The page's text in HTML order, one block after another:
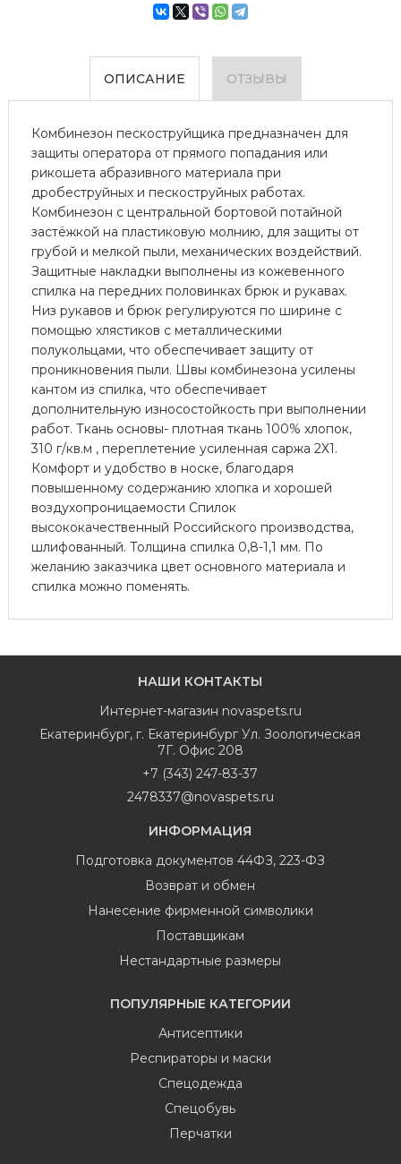
ОПИСАНИЕ ОТЗЫВЫ
Комбинезон пескоструйщика предназначен для
защиты оператора от прямого попадания или
рикошета абразивного материала при
дробеструйных и пескоструйных работах.
Комбинезон с центральной бортовой потайной
застёжкой на пластиковую молнию, для защиты от
грубой и мелкой пыли, механических воздействий.
Защитные накладки выполнены из кожевенного
спилка на передних половинках брюк и рукавах.
Низ рукавов и брюк регулируются по ширине с
помощью хлястиков с металлическими
полукольцами, что обеспечивает защиту от
проникновения пыли. Швы комбинезона усилены
кантом из спилка, что обеспечивает
дополнительную износостойкость при выполнении
работ. Ткань основы- плотная ткань 100% хлопок,
310 г/кв.м , переплетение усиленная саржа 2Х1.
Комфорт и удобство в носке, благодаря
повышенному содержанию хлопка и хорошей
воздухопроницаемости Спилок
высококачественный Российского производства,
шлифованный. Толщина спилка 0,8-1,1 мм. По
желанию заказчика цвет основного материала и
спилка можно поменять.
НАШИ КОНТАКТЫ
Интернет-магазин novaspets.ru
Екатеринбург, г. Екатеринбург Ул. Зоологическая
7Г. Офис 208
+7 (343) 247-83-37
2478337@novaspets.ru
ИНФОРМАЦИЯ
Подготовка документов 44ФЗ, 223-ФЗ
Возврат и обмен
Нанесение фирменной символики
Поставщикам
Нестандартные размеры
ПОПУЛЯРНЫЕ КАТЕГОРИИ
Антисептики
Респираторы и маски
Спецодежда
Спецобувь
Перчатки